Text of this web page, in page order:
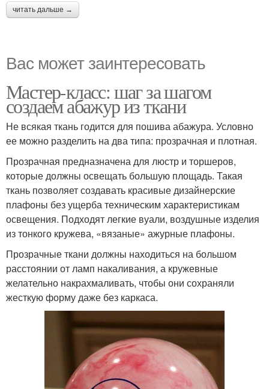
читать дальше →
Вас может заинтересовать
Мастер-класс: шаг за шагом
создаем абажур из ткани
Не всякая ткань годится для пошива абажура. Условно
ее можно разделить на два типа: прозрачная и плотная.
Прозрачная предназначена для люстр и торшеров,
которые должны освещать большую площадь. Такая
ткань позволяет создавать красивые дизайнерские
плафоны без ущерба техническим характеристикам
освещения. Подходят легкие вуали, воздушные изделия
из тонкого кружева, «вязаные» ажурные плафоны.
Прозрачные ткани должны находиться на большом
расстоянии от ламп накаливания, а кружевные
желательно накрахмаливать, чтобы они сохраняли
жесткую форму даже без каркаса.